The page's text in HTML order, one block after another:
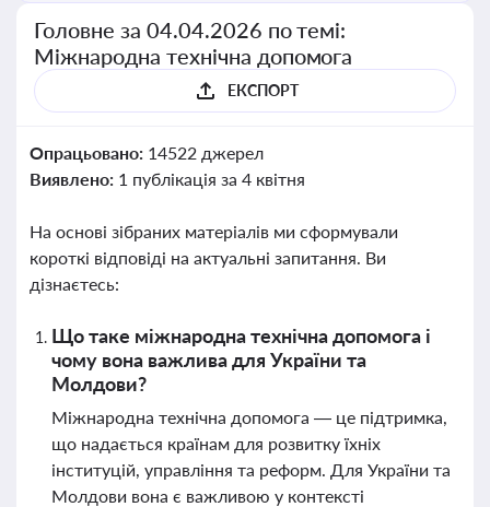
Головне за 04.04.2026 по темі:
Міжнародна технічна допомога
ЕКСПОРТ
Опрацьовано: 14522 джерел
Виявлено: 1 публікація за 4 квітня
На основі зібраних матеріалів ми сформували
короткі відповіді на актуальні запитання. Ви
дізнаєтесь:
Що таке міжнародна технічна допомога і
чому вона важлива для України та
Молдови?
Міжнародна технічна допомога — це підтримка,
що надається країнам для розвитку їхніх
інституцій, управління та реформ. Для України та
Молдови вона є важливою у контексті